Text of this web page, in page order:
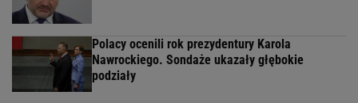
Polacy ocenili rok prezydentury Karola
Nawrockiego. Sondaże ukazały głębokie
podziały